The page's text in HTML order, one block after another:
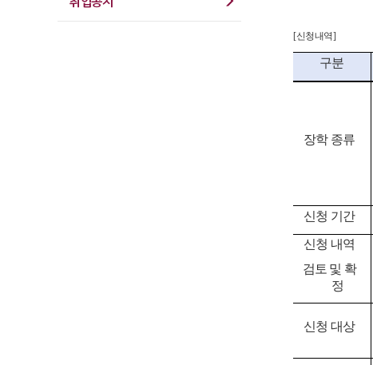
[신청내역]
구분
장학 종류
신청 기간
신청 내역
검토 및 확
정
신청 대상